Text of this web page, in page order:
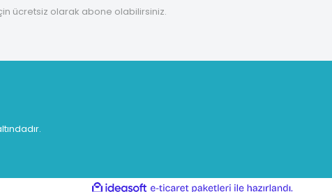
ücretsiz olarak abone olabilirsiniz.
ideasoft e-